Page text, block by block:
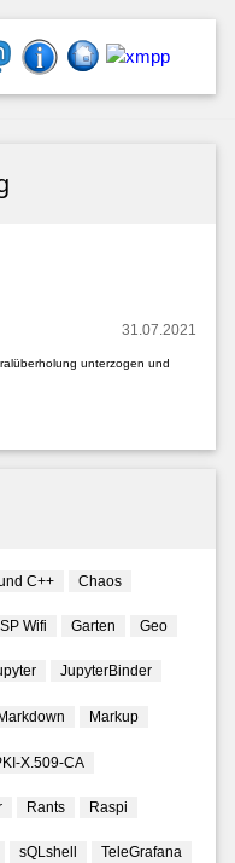
31.07.2021
unterzogen und
C++ Chaos
Wifi Garten Geo
JupyterBinder
Markdown Markup
X.509-CA
Rants Raspi
sQLshell TeleGrafana